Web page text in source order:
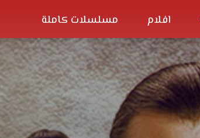
افلام مسلسلات كاملة